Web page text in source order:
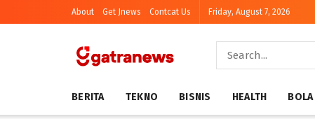
About Get Jnews Contcat Us Friday, August 7, 2026
BERITA TEKNO BISNIS HEALTH BOLA